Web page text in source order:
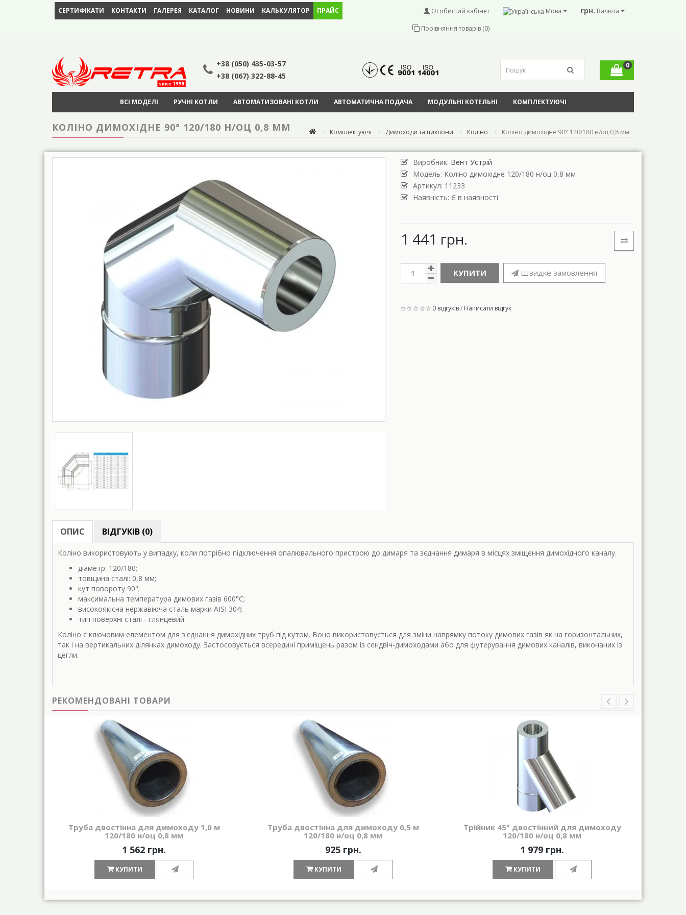
СЕРТИФІКАТИ КОНТАКТИ ГАЛЕРЕЯ КАТАЛОГ НОВИНИ КАЛЬКУЛЯТОР ПРАЙС грн. Валюта
Мова
Особистий кабінет
Порівняння товарів (0)
+38 (050) 435-03-57
+38 (067) 322-88-45
0
ВСІ МОДЕЛІ РУЧНІ КОТЛИ АВТОМАТИЗОВАНІ КОТЛИ АВТОМАТИЧНА ПОДАЧА МОДУЛЬНІ КОТЕЛЬНІ КОМПЛЕКТУЮЧІ
Комплектуючі Димоходи та циклони Коліно Коліно димохідне 90° 120/180 н/оц 0,8 мм
КОЛІНО ДИМОХІДНЕ 90° 120/180 Н/ОЦ 0,8 ММ
Виробник: Вент Устрій
Модель: Коліно димохідне 120/180 н/оц 0,8 мм
Артикул: 11233
Наявність: Є в наявності
1 441 грн.
КУПИТИ Швидке замовлення
0 відгуків/ Написати відгук
ОПИС ВІДГУКІВ (0)
Коліно використовують у випадку, коли потрібно підключення опалювального пристрою до димаря та зєднання димаря в місцях зміщення димохідного каналу.
діаметр: 120/180;
товщина сталі: 0,8 мм;
кут повороту 90°;
максимальна температура димових газів 600°С;
високоякісна нержавіюча сталь марки AISI 304;
тип поверхні сталі - глянцевий.
Коліно є ключовим елементом для з'єднання димохідних труб під кутом. Воно використовується для зміни напрямку потоку димових газів як на горизонтальних,
так і на вертикальних ділянках димоходу. Застосовується всередині приміщень разом із сендвіч-димоходами або для футерування димових каналів, виконаних із
цегли.
РЕКОМЕНДОВАНІ ТОВАРИ
Труба двостінна для димоходу 1,0 м
120/180 н/оц 0,8 мм
1 562 грн.
КУПИТИ
Труба двостінна для димоходу 0,5 м
120/180 н/оц 0,8 мм
925 грн.
КУПИТИ
Трійник 45° двостінний для димоходу
120/180 н/оц 0,8 мм
1 979 грн.
КУПИТИ